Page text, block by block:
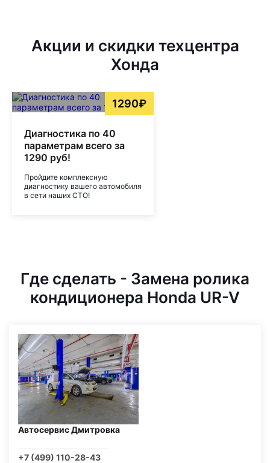
Акции и скидки техцентра
Хонда
1290₽
Диагностика по 40
параметрам всего за
1290 руб!
Пройдите комплексную
диагностику вашего автомобиля
в сети наших СТО!
Где сделать - Замена ролика
кондиционера Honda UR-V
Автосервис Дмитровка
+7 (499) 110-28-43